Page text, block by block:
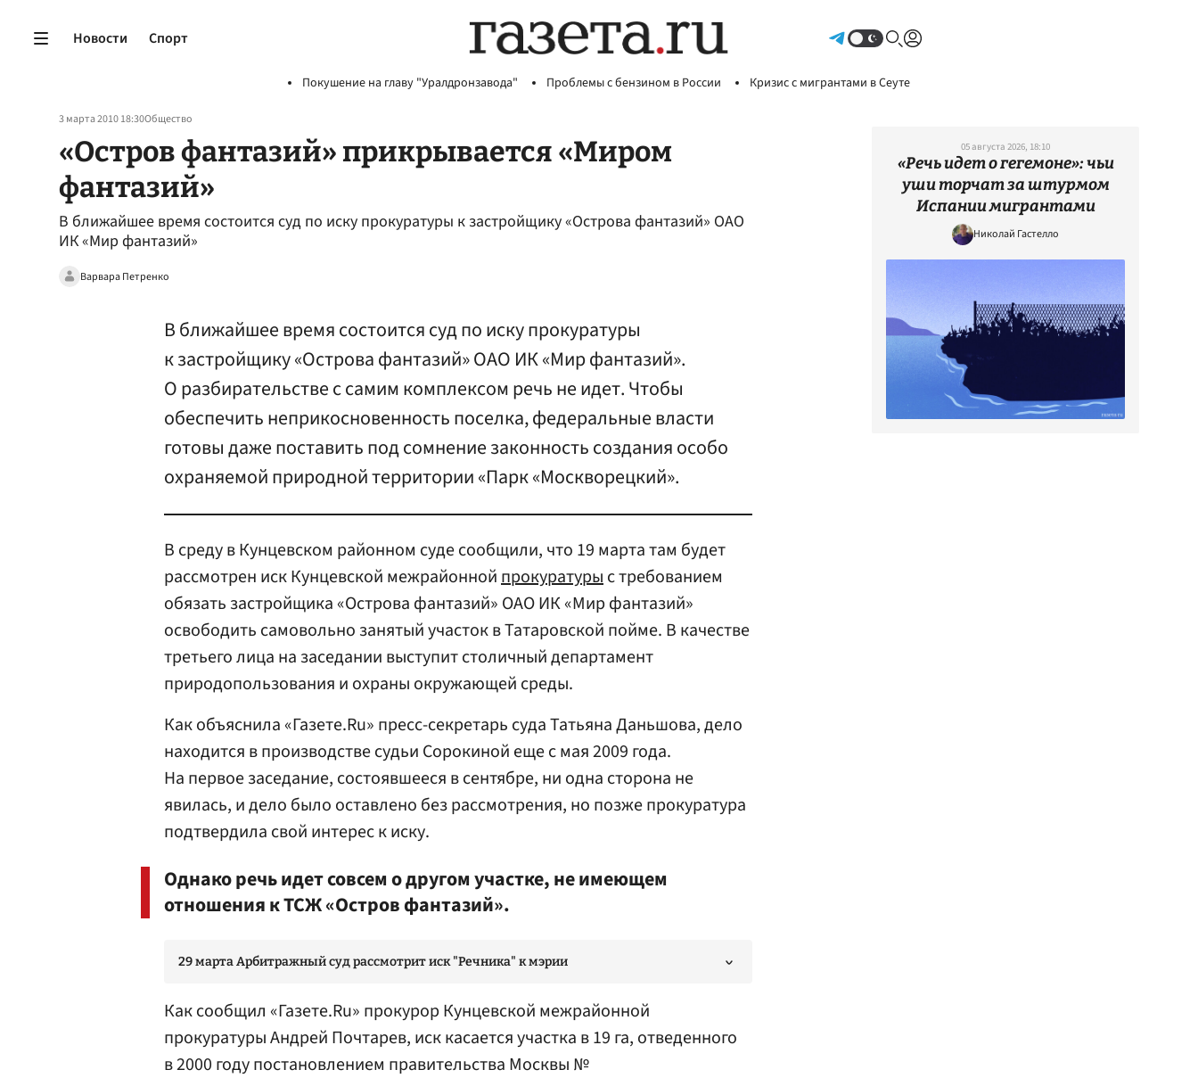
Новости Спорт
Покушение на главу "Уралдронзавода" Проблемы с бензином в России Кризис с мигрантами в Сеуте
3 марта 2010 18:30Общество
«Остров фантазий» прикрывается «Миром
фантазий»
В ближайшее время состоится суд по иску прокуратуры к застройщику «Острова фантазий» ОАО
ИК «Мир фантазий»
Варвара Петренко
В ближайшее время состоится суд по иску прокуратуры
к застройщику «Острова фантазий» ОАО ИК «Мир фантазий».
О разбирательстве с самим комплексом речь не идет. Чтобы
обеспечить неприкосновенность поселка, федеральные власти
готовы даже поставить под сомнение законность создания особо
охраняемой природной территории «Парк «Москворецкий».
В среду в Кунцевском районном суде сообщили, что 19 марта там будет
рассмотрен иск Кунцевской межрайоннойпрокуратурыс требованием
обязать застройщика «Острова фантазий» ОАО ИК «Мир фантазий»
освободить самовольно занятый участок в Татаровской пойме. В качестве
третьего лица на заседании выступит столичный департамент
природопользования и охраны окружающей среды.
Как объяснила «Газете.Ru» пресс-секретарь суда Татьяна Даньшова, дело
находится в производстве судьи Сорокиной еще с мая 2009 года.
На первое заседание, состоявшееся в сентябре, ни одна сторона не
явилась, и дело было оставлено без рассмотрения, но позже прокуратура
подтвердила свой интерес к иску.
Однако речь идет совсем о другом участке, не имеющем
отношения к ТСЖ «Остров фантазий».
29 марта Арбитражный суд рассмотрит иск "Речника" к мэрии
Как сообщил «Газете.Ru» прокурор Кунцевской межрайонной
прокуратуры Андрей Почтарев, иск касается участка в 19 га, отведенного
в 2000 году постановлением правительства Москвы №
05 августа 2026, 18:10
«Речь идет о гегемоне»: чьи
уши торчат за штурмом
Испании мигрантами
Николай Гастелло